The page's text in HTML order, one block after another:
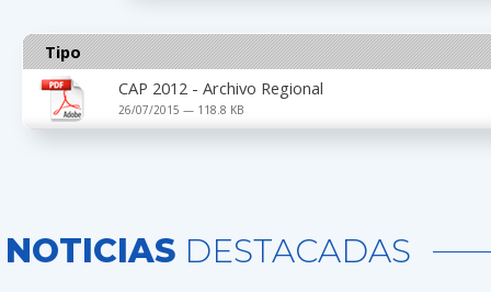
Tipo
CAP 2012 - Archivo Regional
26/07/2015 — 118.8 KB
NOTICIAS DESTACADAS